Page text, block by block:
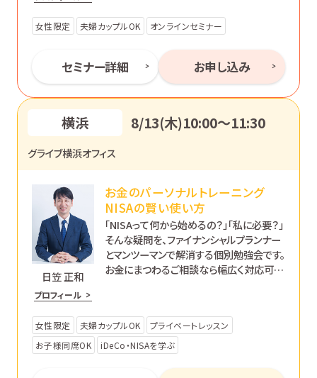
女性限定 夫婦カップルOK オンラインセミナー
セミナー詳細 お申し込み
横浜 8/13(木)10:00〜11:30
グライブ横浜オフィス
日笠 正和
プロフィール
お金のパーソナルトレーニング
NISAの賢い使い方
「NISAって何から始めるの？」「私に必要？」
そんな疑問を、ファイナンシャルプランナー
とマンツーマンで解消する個別勉強会です。
お金にまつわるご相談なら幅広く対応可能
女性限定 夫婦カップルOK
プライベートレッスン
お子様同席OK
iDeCo・NISAを学ぶ